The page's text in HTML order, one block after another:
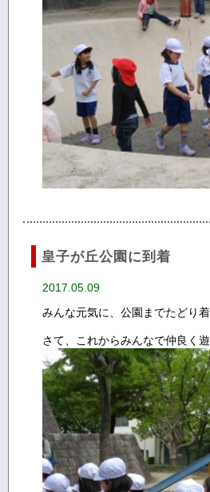
皇子が丘公園に到着
2017.05.09
みんな元気に、公園までたどり着
さて、これからみんなで仲良く遊